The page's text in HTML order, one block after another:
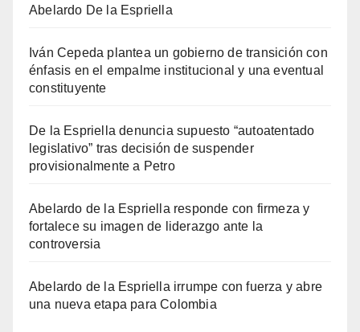
Abelardo De la Espriella
Iván Cepeda plantea un gobierno de transición con
énfasis en el empalme institucional y una eventual
constituyente
De la Espriella denuncia supuesto “autoatentado
legislativo” tras decisión de suspender
provisionalmente a Petro
Abelardo de la Espriella responde con firmeza y
fortalece su imagen de liderazgo ante la
controversia
Abelardo de la Espriella irrumpe con fuerza y abre
una nueva etapa para Colombia